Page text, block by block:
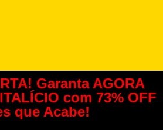
Garanta AGORA
com 73% OFF
que Acabe!